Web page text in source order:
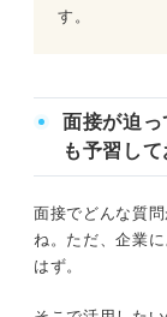
す。
面接が迫
も予習して
面接でどんな質
ね。ただ、企業
はず。